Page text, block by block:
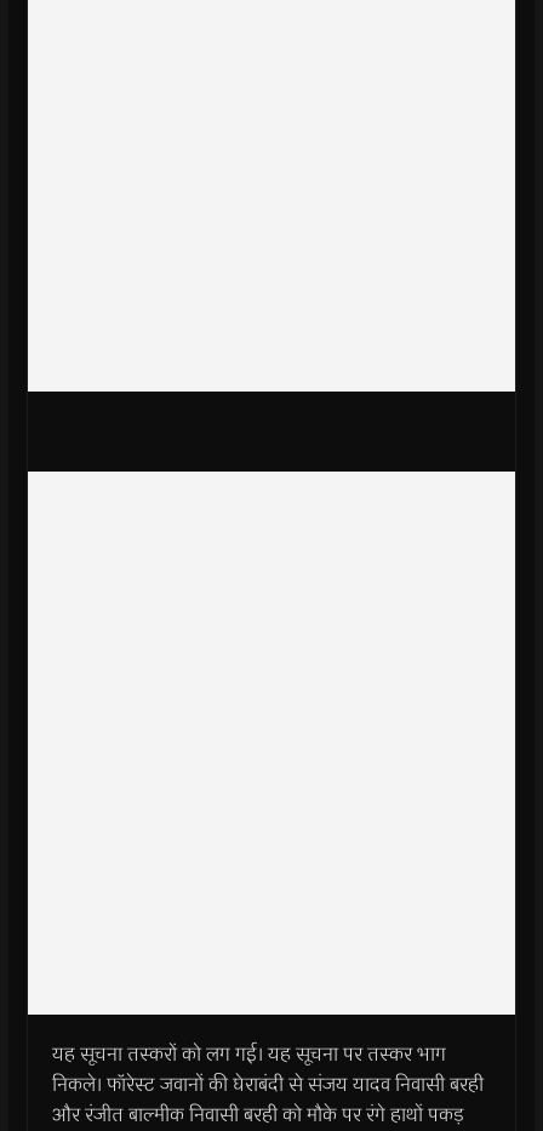
यह सूचना तस्करों को लग गई। यह सूचना पर तस्कर भाग
निकले। फॉरेस्ट जवानों की घेराबंदी से संजय यादव निवासी बरही
और रंजीत बाल्मीक निवासी बरही को मौके पर रंगे हाथों पकड़